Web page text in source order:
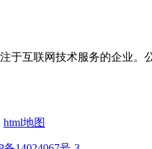
于互联网技术服务的企业
html地图